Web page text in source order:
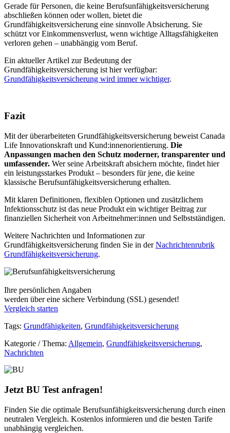
Gerade für Personen, die keine Berufsunfähigkeitsversicherung
abschließen können oder wollen, bietet die
Grundfähigkeitsversicherung eine sinnvolle Absicherung. Sie
schützt vor Einkommensverlust, wenn wichtige Alltagsfähigkeiten
verloren gehen – unabhängig vom Beruf.
Ein aktueller Artikel zur Bedeutung der
Grundfähigkeitsversicherung ist hier verfügbar:
Grundfähigkeitsversicherung wird immer wichtiger.
Fazit
Mit der überarbeiteten Grundfähigkeitsversicherung beweist Canada
Life Innovationskraft und Kund:innenorientierung. Die
Anpassungen machen den Schutz moderner, transparenter und
umfassender. Wer seine Arbeitskraft absichern möchte, findet hier
ein leistungsstarkes Produkt – besonders für jene, die keine
klassische Berufsunfähigkeitsversicherung erhalten.
Mit klaren Definitionen, flexiblen Optionen und zusätzlichem
Infektionsschutz ist das neue Produkt ein wichtiger Beitrag zur
finanziellen Sicherheit von Arbeitnehmer:innen und Selbstständigen.
Weitere Nachrichten und Informationen zur
Grundfähigkeitsversicherung finden Sie in derNachrichtenrubrik
Grundfähigkeitsversicherung.
Ihre persönlichen Angaben
werden über eine sichere Verbindung (SSL) gesendet!
Vergleich starten
Tags: Grundfähigkeiten, Grundfähigkeitsversicherung
Kategorie / Thema: Allgemein, Grundfähigkeitsversicherung,
Nachrichten
Jetzt BU Test anfragen!
Finden Sie die optimale Berufsunfähigkeitsversicherung durch einen
neutralen Vergleich. Kostenlos informieren und die besten Tarife
unabhängig vergleichen.